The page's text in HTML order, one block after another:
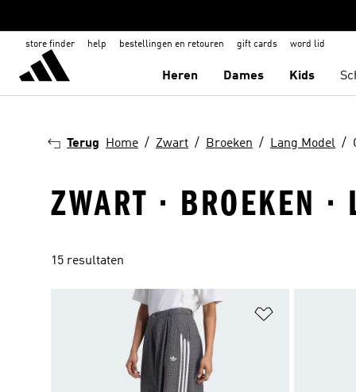
store finder help bestellingen en retouren gift cards word lid
Heren Dames Kids
Terug Home Zwart Broeken Lang Model
ZWART · BROEKEN ·
15 resultaten
Op